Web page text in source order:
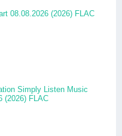
08.08.2026 (2026) FLAC
Simply Listen Music
(2026) FLAC